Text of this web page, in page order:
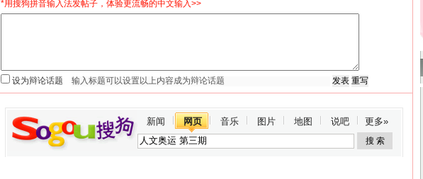
*用搜狗拼音输入法发帖子，体验更流畅的中文输入>>
设为辩论话题
新闻 网页 音乐 图片 地图 说吧 更多»